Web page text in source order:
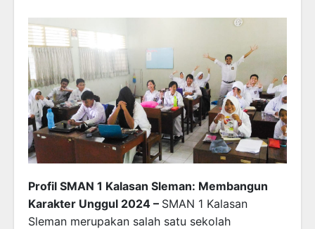
Profil SMAN 1 Kalasan Sleman: Membangun
Karakter Unggul 2024 – SMAN 1 Kalasan
Sleman merupakan salah satu sekolah